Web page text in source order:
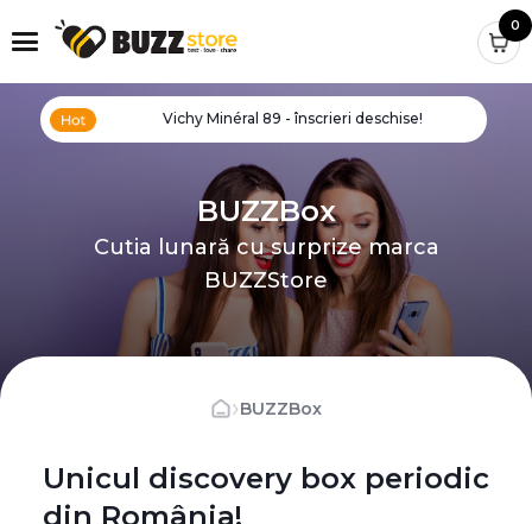
0
Vichy Minéral 89 - înscrieri deschise!
BUZZBox
Cutia lunară cu surprize marca
BUZZStore
›BUZZBox
Unicul discovery box periodic
din România!